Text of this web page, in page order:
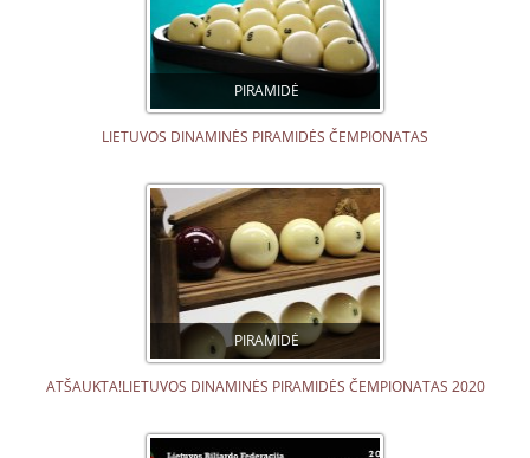
PIRAMIDĖ
LIETUVOS DINAMINĖS PIRAMIDĖS ČEMPIONATAS
PIRAMIDĖ
ATŠAUKTA!LIETUVOS DINAMINĖS PIRAMIDĖS ČEMPIONATAS 2020